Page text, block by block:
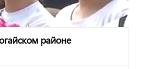
районе